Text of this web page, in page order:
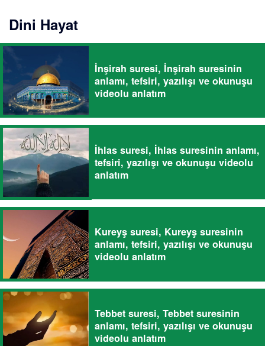
Dini Hayat
İnşirah suresi, İnşirah suresinin
anlamı, tefsiri, yazılışı ve okunuşu
videolu anlatım
İhlas suresi, İhlas suresinin anlamı,
tefsiri, yazılışı ve okunuşu videolu
anlatım
Kureyş suresi, Kureyş suresinin
anlamı, tefsiri, yazılışı ve okunuşu
videolu anlatım
Tebbet suresi, Tebbet suresinin
anlamı, tefsiri, yazılışı ve okunuşu
videolu anlatım